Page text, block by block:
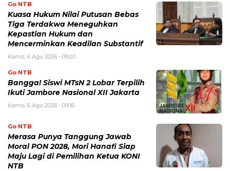
Go NTB
Kuasa Hukum Nilai Putusan Bebas
Tiga Terdakwa Meneguhkan
Kepastian Hukum dan
Mencerminkan Keadilan Substantif
Kamis, 6 Agu 2026 - 09:20
Go NTB
Bangga! Siswi MTsN 2 Lobar Terpilih
Ikuti Jambore Nasional XII Jakarta
Kamis, 6 Agu 2026 - 09:16
Go NTB
Merasa Punya Tanggung Jawab
Moral PON 2028, Mori Hanafi Siap
Maju Lagi di Pemilihan Ketua KONI
NTB